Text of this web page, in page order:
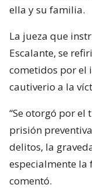
ella y su familia.
La jueza que
Escalante, se
cometidos por el
cautiverio a la
“Se otorgó por
prisión
delitos, la
especialmente la
comentó.